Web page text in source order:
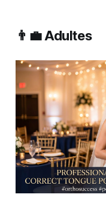
👨‍💼 Adultes